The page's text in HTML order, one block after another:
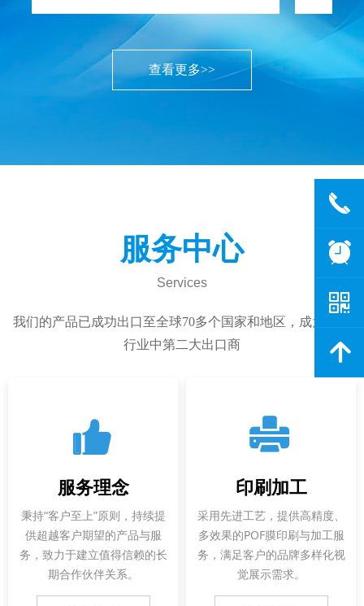
查看更多>>
服务中心
Services
我们的产品已成功出口至全球70多个国家和地区，成为国内
行业中第二大出口商
뀗
服务理念
秉持“客户至上”原则，持续提
供超越客户期望的产品与服
务，致力于建立值得信赖的长
期合作伙伴关系。
넔
印刷加工
采用先进工艺，提供高精度、
多效果的POF膜印刷与加工服
务，满足客户的品牌多样化视
觉展示需求。
끅
뀥
낃
녕